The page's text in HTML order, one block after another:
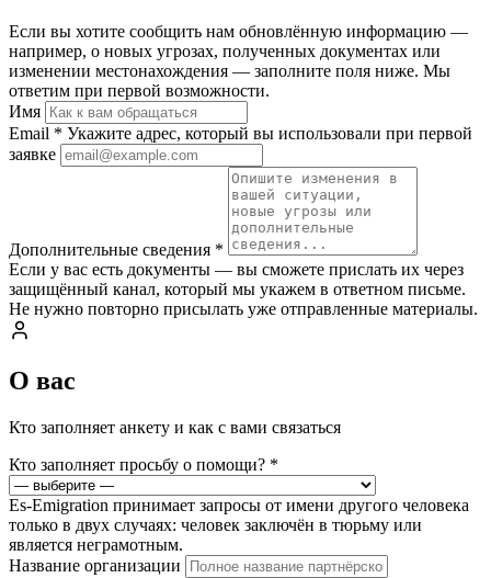
Если вы хотите сообщить нам обновлённую информацию —
например, о новых угрозах, полученных документах или
изменении местонахождения — заполните поля ниже. Мы
ответим при первой возможности.
Имя
Email * Укажите адрес, который вы использовали при первой
заявке
Дополнительные сведения *
Если у вас есть документы — вы сможете прислать их через
защищённый канал, который мы укажем в ответном письме.
Не нужно повторно присылать уже отправленные материалы.
О вас
Кто заполняет анкету и как с вами связаться
Кто заполняет просьбу о помощи? *
Es-Emigration принимает запросы от имени другого человека
только в двух случаях: человек заключён в тюрьму или
является неграмотным.
Название организации